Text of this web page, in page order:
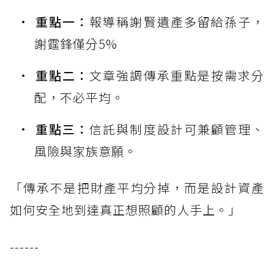
重點一： 報導稱謝賢遺產多留給孫子，
謝霆鋒僅分5%
重點二： 文章強調傳承重點是按需求分
配，不必平均。
重點三：信託與制度設計可兼顧管理、
風險與家族意願。
「傳承不是把財產平均分掉，而是設計資產
如何安全地到達真正想照顧的人手上。」
------